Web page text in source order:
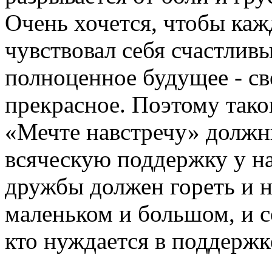
Очень хочется, чтобы
чувствовал себя
полноценное будущее -
прекрасное. Поэтому
«Мечте навстречу»
всяческую поддержку у
дружбы должен гореть и
маленьком и большом, и
кто нуждается в